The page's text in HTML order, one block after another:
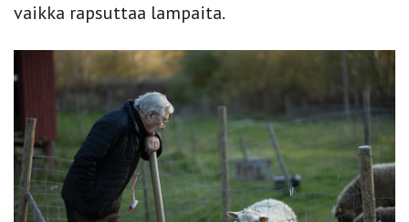
vaikka rapsuttaa lampaita.